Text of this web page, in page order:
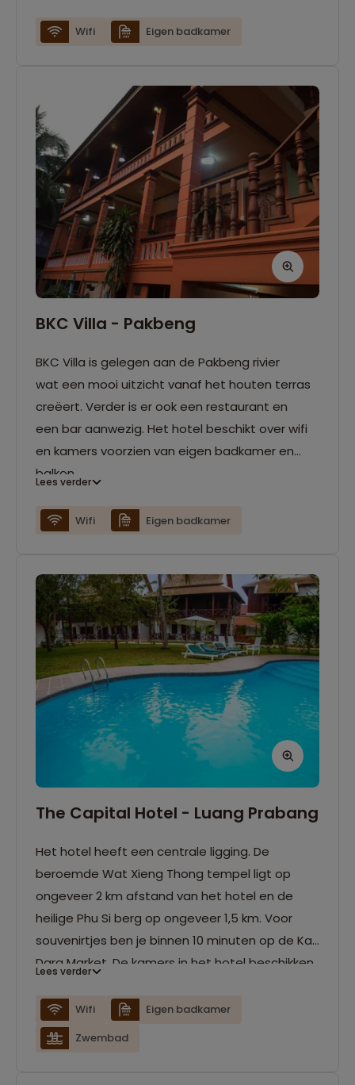
Wifi Eigen badkamer
BKC Villa - Pakbeng
BKC Villa is gelegen aan de Pakbeng rivier
wat een mooi uitzicht vanaf het houten terras
creëert. Verder is er ook een restaurant en
een bar aanwezig. Het hotel beschikt over wifi
en kamers voorzien van eigen badkamer en
balkon.
Lees verder
Wifi Eigen badkamer
The Capital Hotel - Luang Prabang
Het hotel heeft een centrale ligging. De
beroemde Wat Xieng Thong tempel ligt op
ongeveer 2 km afstand van het hotel en de
heilige Phu Si berg op ongeveer 1,5 km. Voor
souvenirtjes ben je binnen 10 minuten op de Kat
Dara Market. De kamers in het hotel beschikken
badkamer. Er is een zwembad aanwezig om af
te koelen na een indrukwekkende dag in Luang
Prabang.
Lees verder
Wifi
Eigen badkamer
Zwembad